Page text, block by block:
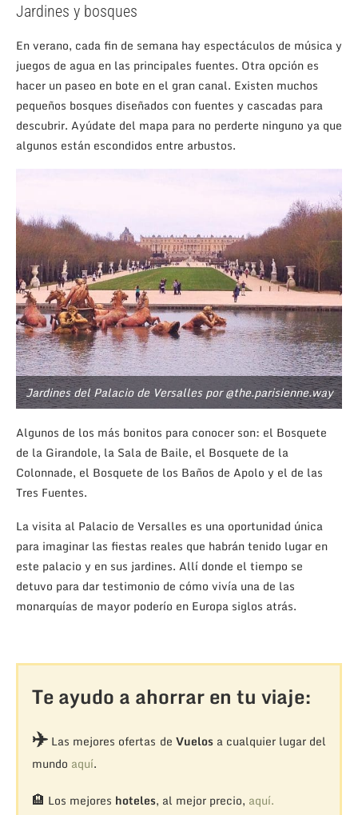
Jardines y bosques
En verano, cada fin de semana hay espectáculos de música y
juegos de agua en las principales fuentes. Otra opción es
hacer un paseo en bote en el gran canal. Existen muchos
pequeños bosques diseñados con fuentes y cascadas para
descubrir. Ayúdate del mapa para no perderte ninguno ya que
algunos están escondidos entre arbustos.
Jardines del Palacio de Versalles por @the.parisienne.way
Algunos de los más bonitos para conocer son: el Bosquete
de la Girandole, la Sala de Baile, el Bosquete de la
Colonnade, el Bosquete de los Baños de Apolo y el de las
Tres Fuentes.
La visita al Palacio de Versalles es una oportunidad única
para imaginar las fiestas reales que habrán tenido lugar en
este palacio y en sus jardines. Allí donde el tiempo se
detuvo para dar testimonio de cómo vivía una de las
monarquías de mayor poderío en Europa siglos atrás.
Te ayudo a ahorrar en tu viaje:
✈️Las mejores ofertas de Vuelosa cualquier lugar del
mundo aquí.
🏨 Los mejores hoteles, al mejor precio, aquí.